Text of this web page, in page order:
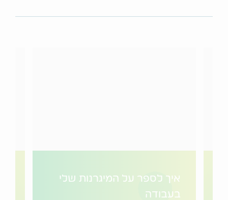
איך לספר על המיגרנות שלי
בעבודה